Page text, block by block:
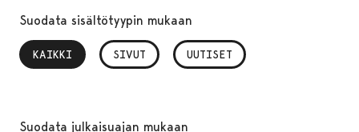
Suodata sisältötyypin mukaan
KAIKKI
, VALITTU SIVUT UUTISET
Suodata julkaisuajan mukaan